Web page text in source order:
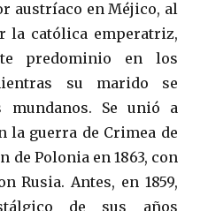
austríaco en Méjico, al
la católica emperatriz,
predominio en los
su marido se
mundanos. Se unió a
la guerra de Crimea de
de Polonia en 1863, con
Rusia. Antes, en 1859,
de sus años